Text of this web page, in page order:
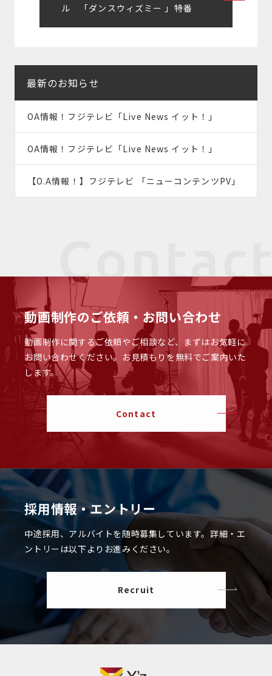
ー
ョ
ン
ル 「ダンスウィズミー 」特番
最新のお知らせ
OA情報！フジテレビ「Live News イット！」
OA情報！フジテレビ「Live News イット！」
【O.A情報！】フジテレビ 「ニューコンテンツPV」
動画制作のご依頼・お問い合わせ
動画制作に関するご依頼やご相談など、まずはお気軽に
お問い合わせください。 お見積もりを無料でご案内いた
します。
Contact
採用情報・エントリー
中途採用、アルバイトを随時募集しています。 詳細・エ
ントリーは以下よりお進みください。
Recruit